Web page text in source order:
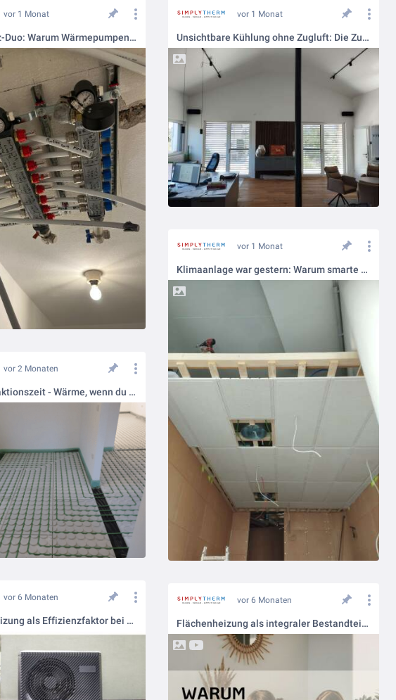
vor 1 Monat
Das Effizienz-Duo: Warum Wärmepumpen die Decke brauchen
vor 1 Monat
Unsichtbare Kühlung ohne Zugluft: Die Zukunft der Raumklimatisierung
vor 1 Monat
Klimaanlage war gestern: Warum smarte Bauheeren jetzt an die Decke gehen
vor 2 Monaten
Schnelle Reaktionszeit - Wärme, wenn du sie brauchst!
vor 6 Monaten
Fußbodenheizung als Effizienzfaktor bei Wärmepumpen 📊⚙️
vor 6 Monaten
Flächenheizung als integraler Bestandteil moderner TGA-Konzepte 📐